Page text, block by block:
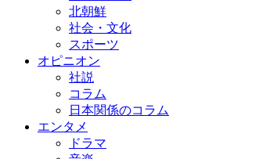
北朝鮮
社会・文化
スポーツ
オピニオン
社説
コラム
日本関係のコラム
エンタメ
ドラマ